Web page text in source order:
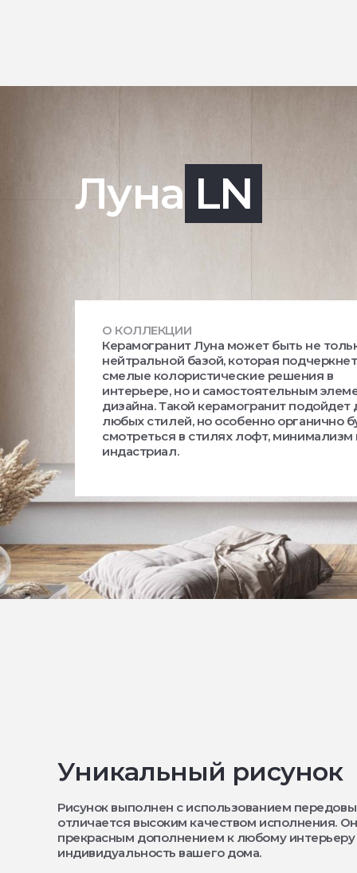
Луна LN
О КОЛЛЕКЦИИ
Керамогранит Луна может быть не
нейтральной базой, которая подчеркнет
смелые колористические решения в
интерьере, но и самостоятельным
дизайна. Такой керамогранит подойдет
любых стилей, но особенно органично
смотреться в стилях лофт, минимализм
индастриал.
Уникальный рисунок
Рисунок выполнен с использованием
отличается высоким качеством исполнения.
прекрасным дополнением к любому
индивидуальность вашего дома.